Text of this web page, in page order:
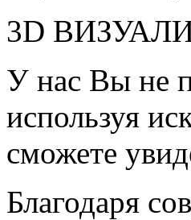
3D
У нас Вы не
используя
сможете
Благодаря